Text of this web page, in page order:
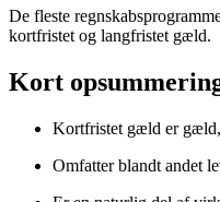
De fleste
kortfristet og langfristet gæld.
Kort
Kortfristet gæld er gæld,
Omfatter blandt andet